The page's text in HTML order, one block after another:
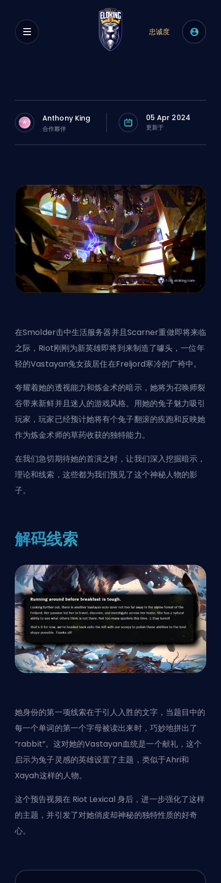
忠诚度
A Anthony King
合作夥伴
05 Apr 2024
更新于
在Smolder击中生活服务器并且Scarner重做即将来临
之际，Riot刚刚为新英雄即将到来制造了噱头，一位年
轻的Vastayan兔女孩居住在Freljord寒冷的广袴中。
夸耀着她的透视能力和炼金术的暗示，她将为召唤师裂
谷带来新鲜并且迷人的游戏风格。用她的兔子魅力吸引
玩家，玩家已经预计她将有个兔子翻滚的疾跑和反映她
作为炼金术师的草药收获的独特能力。
在我们急切期待她的首演之时，让我们深入挖掘暗示，
理论和线索，这些都为我们预见了这个神秘人物的影
子。
解码线索
她身份的第一项线索在于引人入胜的文字，当题目中的
每一个单词的第一个字母被读出来时，巧妙地拼出了
“rabbit”。这对她的Vastayan血统是一个献礼，这个
启示为兔子灵感的英雄设置了主题，类似于Ahri和
Xayah这样的人物。
这个预告视频在 Riot Lexical 身后，进一步强化了这样
的主题，并引发了对她俏皮却神秘的独特性质的好奇
心。